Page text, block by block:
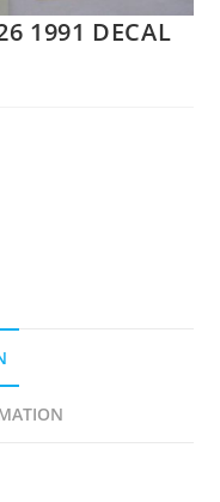
1991 DECAL